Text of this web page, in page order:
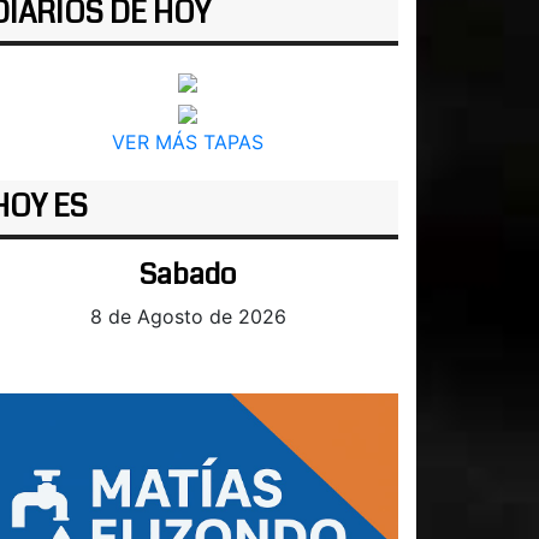
DE HOY
VER MÁS TAPAS
ES
Sabado
8 de Agosto de 2026